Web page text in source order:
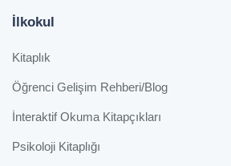
İlkokul
Kitaplık
Öğrenci Gelişim Rehberi/Blog
İnteraktif Okuma Kitapçıkları
Psikoloji Kitaplığı